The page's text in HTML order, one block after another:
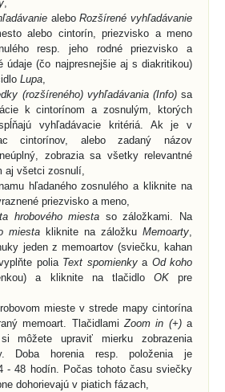
aleboRozšírené vyhľadávanie
alebo cintorín, priezvisko a meno
resp. jeho rodné priezvisko a
údaje (čo najpresnejšie aj s diakritikou)
Lupa
(rozšíreného) vyhľadávania (Info)sa
k cintorínom a zosnulým, ktorých
vyhľadávacie kritériá. Ak je v
cintorínov, alebo zadaný názov
zobrazia sa všetky relevantné
aj všetci zosnulí,
hľadaného zosnulého a kliknite na
priezvisko a meno,
hrobového miesta so záložkami. Na
miesta kliknite na záložku Memoarty
jeden z memoartov (sviečku, kahan
polia Text spomienkya Od koho
a kliknite na tlačidlo OKpre
mieste v strede mapy cintorína
memoart. Tlačidlami Zoom in (+)a
môžete upraviť mierku zobrazenia
Doba horenia resp. položenia je
- 48 hodín. Počas tohoto času sviečky
dohorievajú v piatich fázach,